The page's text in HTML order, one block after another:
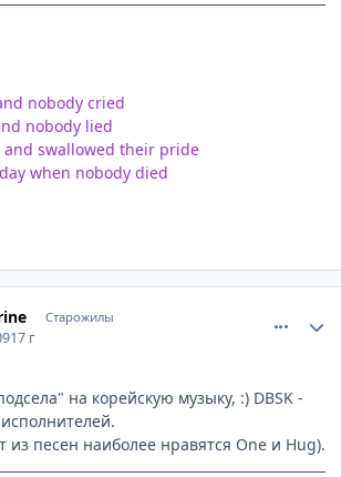
nobody cried
nobody lied
swallowed their pride
when nobody died
Старожилы
17 г
на корейскую музыку, :) DBSK -
песен наиболее нравятся One и Hug).